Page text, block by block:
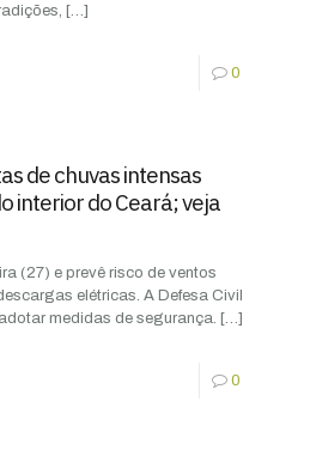
[…]
0
de chuvas intensas
interior do Ceará; veja
(27) e prevê risco de ventos
elétricas. A Defesa Civil
medidas de segurança. […]
0